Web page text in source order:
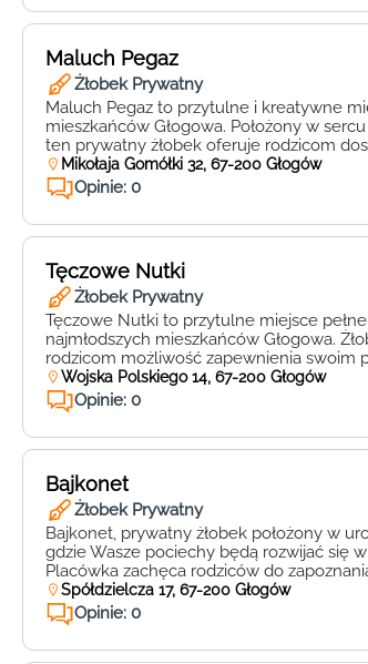
Maluch Pegaz
Żłobek Prywatny
Maluch Pegaz to przytulne i kreatywne
mieszkańców Głogowa. Położony w
ten prywatny żłobek oferuje rodzicom
pociech. W Maluchu Pegaz każde
i zrozumieniem, co pozwala mu rozwijać
atmosferze. […]
Mikołaja Gomółki 32, 67-200 Głogów
Opinie: 0
Tęczowe Nutki
Żłobek Prywatny
Tęczowe Nutki to przytulne miejsce
najmłodszych mieszkańców Głogowa.
rodzicom możliwość zapewnienia swoim
kreatywnego rozwoju pod okiem
Zlokalizowany przy ulicy Wojska Polskiego
serdecznie na drzwi otwarte, abyście
wyjątkowym […]
Wojska Polskiego 14, 67-200 Głogów
Opinie: 0
Bajkonet
Żłobek Prywatny
Bajkonet, prywatny żłobek położony w
gdzie Wasze pociechy będą rozwijać się
Placówka zachęca rodziców do
które organizowane są regularnie,
idealne miejsce dla Waszego dziecka. W
wszechstronny rozwój […]
Spółdzielcza 17, 67-200 Głogów
Opinie: 0